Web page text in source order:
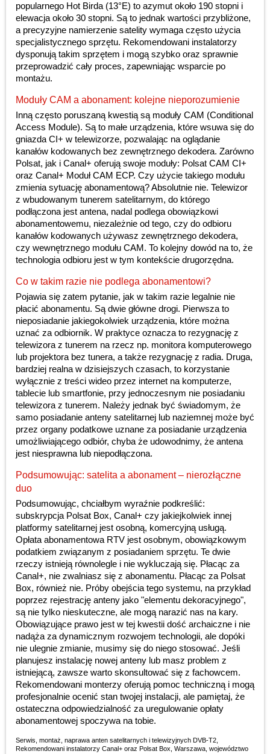
popularnego Hot Birda (13°E) to azymut około 190 stopni i
elewacja około 30 stopni. Są to jednak wartości przybliżone,
a precyzyjne namierzenie satelity wymaga często użycia
specjalistycznego sprzętu. Rekomendowani instalatorzy
dysponują takim sprzętem i mogą szybko oraz sprawnie
przeprowadzić cały proces, zapewniając wsparcie po
montażu.
Moduły CAM a abonament: kolejne nieporozumienie
Inną często poruszaną kwestią są moduły CAM (Conditional
Access Module). Są to małe urządzenia, które wsuwa się do
gniazda CI+ w telewizorze, pozwalając na oglądanie
kanałów kodowanych bez zewnętrznego dekodera. Zarówno
Polsat, jak i Canal+ oferują swoje moduły: Polsat CAM CI+
oraz Canal+ Moduł CAM ECP. Czy użycie takiego modułu
zmienia sytuację abonamentową? Absolutnie nie. Telewizor
z wbudowanym tunerem satelitarnym, do którego
podłączona jest antena, nadal podlega obowiązkowi
abonamentowemu, niezależnie od tego, czy do odbioru
kanałów kodowanych używasz zewnętrznego dekodera,
czy wewnętrznego modułu CAM. To kolejny dowód na to, że
technologia odbioru jest w tym kontekście drugorzędna.
Co w takim razie nie podlega abonamentowi?
Pojawia się zatem pytanie, jak w takim razie legalnie nie
płacić abonamentu. Są dwie główne drogi. Pierwsza to
nieposiadanie jakiegokolwiek urządzenia, które można
uznać za odbiornik. W praktyce oznacza to rezygnację z
telewizora z tunerem na rzecz np. monitora komputerowego
lub projektora bez tunera, a także rezygnację z radia. Druga,
bardziej realna w dzisiejszych czasach, to korzystanie
wyłącznie z treści wideo przez internet na komputerze,
tablecie lub smartfonie, przy jednoczesnym nie posiadaniu
telewizora z tunerem. Należy jednak być świadomym, że
samo posiadanie anteny satelitarnej lub naziemnej może być
przez organy podatkowe uznane za posiadanie urządzenia
umożliwiającego odbiór, chyba że udowodnimy, że antena
jest niesprawna lub niepodłączona.
Podsumowując: satelita a abonament – nierozłączne
duo
Podsumowując, chciałbym wyraźnie podkreślić:
subskrypcja Polsat Box, Canal+ czy jakiejkolwiek innej
platformy satelitarnej jest osobną, komercyjną usługą.
Opłata abonamentowa RTV jest osobnym, obowiązkowym
podatkiem związanym z posiadaniem sprzętu. Te dwie
rzeczy istnieją równolegle i nie wykluczają się. Płacąc za
Canal+, nie zwalniasz się z abonamentu. Płacąc za Polsat
Box, również nie. Próby obejścia tego systemu, na przykład
poprzez rejestrację anteny jako "elementu dekoracyjnego",
są nie tylko nieskuteczne, ale mogą narazić nas na kary.
Obowiązujące prawo jest w tej kwestii dość archaiczne i nie
nadąża za dynamicznym rozwojem technologii, ale dopóki
nie ulegnie zmianie, musimy się do niego stosować. Jeśli
planujesz instalację nowej anteny lub masz problem z
istniejącą, zawsze warto skonsultować się z fachowcem.
Rekomendowani monterzy oferują pomoc techniczną i mogą
profesjonalnie ocenić stan twojej instalacji, ale pamiętaj, że
ostateczna odpowiedzialność za uregulowanie opłaty
abonamentowej spoczywa na tobie.
Serwis, montaż, naprawa anten satelitarnych i telewizyjnych DVB-T2
Rekomendowani instalatorzy Canal+ oraz Polsat Box Warszawa województwo